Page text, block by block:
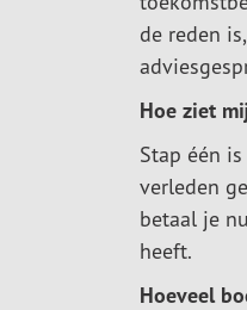
de reden
Hoe ziet
Stap één
verleden
betaal je
heeft.
Hoeveel